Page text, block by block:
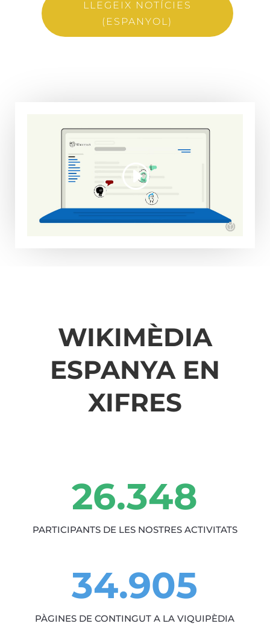
LLEGEIX NOTÍCIES
(ESPANYOL)
WIKIMÈDIA
ESPANYA EN
XIFRES
26.348
PARTICIPANTS DE LES NOSTRES ACTIVITATS
34.905
PÀGINES DE CONTINGUT A LA VIQUIPÈDIA